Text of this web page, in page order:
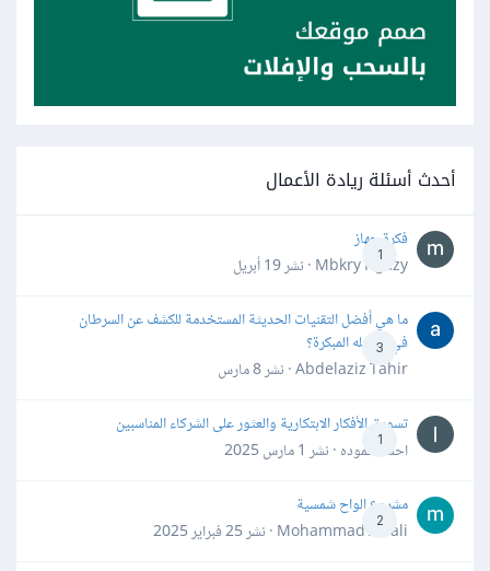
أحدث أسئلة ريادة الأعمال
1
فكرة جهاز
Mbkry Hgazy · نشر
19 أبريل
3
ما هي أفضل التقنيات الحديثة المستخدمة للكشف عن السرطان
في مراحله المبكرة؟
Abdelaziz Tahir · نشر
8 مارس
1
تسويق الأفكار الابتكارية والعثور على الشركاء المناسبين
احمد حموده · نشر 1 مارس 2025
2
مشروع الواح شمسية
Mohammad Awali · نشر
25 فبراير 2025